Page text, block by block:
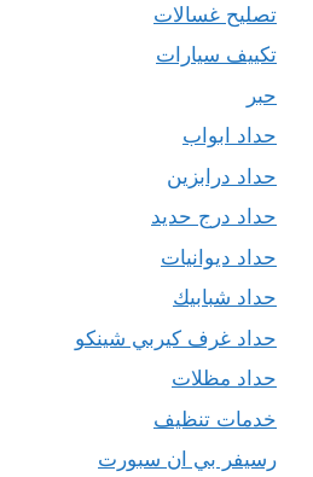
تصليح غسالات
تكييف سيارات
حبر
حداد ابواب
حداد درابزين
حداد درج حديد
حداد ديوانيات
حداد شبابيك
حداد غرف كيربي شينكو
حداد مظلات
خدمات تنظيف
رسيفر بي ان سبورت